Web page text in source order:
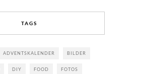
TAGS
ADVENTSKALENDER BILDER
DIY FOOD FOTOS